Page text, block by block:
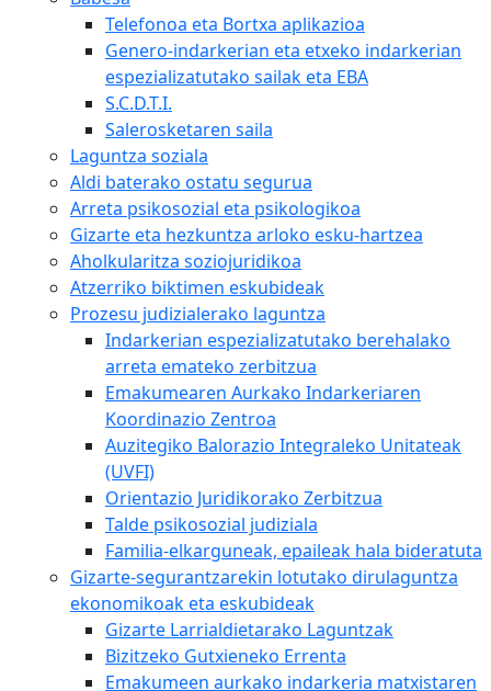
Telefonoa eta Bortxa aplikazioa
Genero-indarkerian eta etxeko indarkerian
espezializatutako sailak eta EBA
S.C.D.T.I.
Salerosketaren saila
Laguntza soziala
Aldi baterako ostatu segurua
Arreta psikosozial eta psikologikoa
Gizarte eta hezkuntza arloko esku-hartzea
Aholkularitza soziojuridikoa
Atzerriko biktimen eskubideak
Prozesu judizialerako laguntza
Indarkerian espezializatutako berehalako
arreta emateko zerbitzua
Emakumearen Aurkako Indarkeriaren
Koordinazio Zentroa
Auzitegiko Balorazio Integraleko Unitateak
(UVFI)
Orientazio Juridikorako Zerbitzua
Talde psikosozial judiziala
Familia-elkarguneak, epaileak hala bideratuta
Gizarte-segurantzarekin lotutako dirulaguntza
ekonomikoak eta eskubideak
Gizarte Larrialdietarako Laguntzak
Bizitzeko Gutxieneko Errenta
Emakumeen aurkako indarkeria matxistaren